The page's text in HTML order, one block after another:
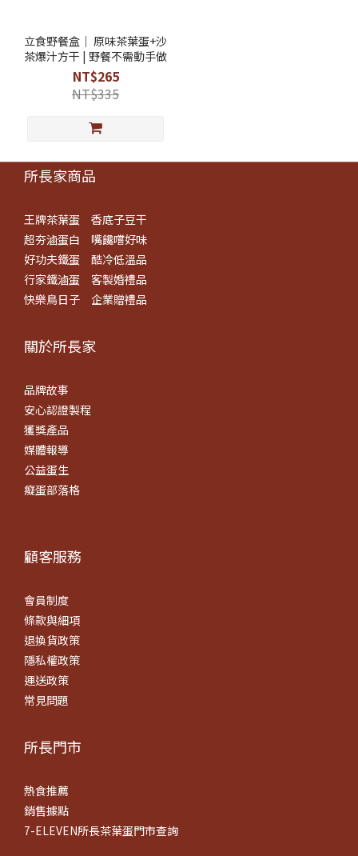
立食野餐盒｜ 原味茶葉蛋+沙
茶爆汁方干 | 野餐不需動手做
NT$265
NT$335
所長家商品
王牌茶葉蛋
香底子豆干
超夯滷蛋白
嘴饞嚐好味
好功夫鐵蛋
酷冷低溫品
行家鐵滷蛋
客製婚禮品
快樂鳥日子
企業贈禮品
關於所長​家
品牌故事
安心認證製程
獲獎產品
媒體報導
公益蛋生
癡蛋部落格
顧客服務
會員制度
條款與細項
退換貨政策
隱私權政策
運送政策
常見問題
所長門市
熱食推薦
銷售據點
7-ELEVEN所長茶葉蛋門市查詢